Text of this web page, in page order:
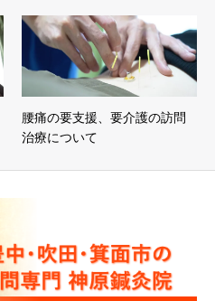
腰痛の要支援、要介護の訪問
治療について